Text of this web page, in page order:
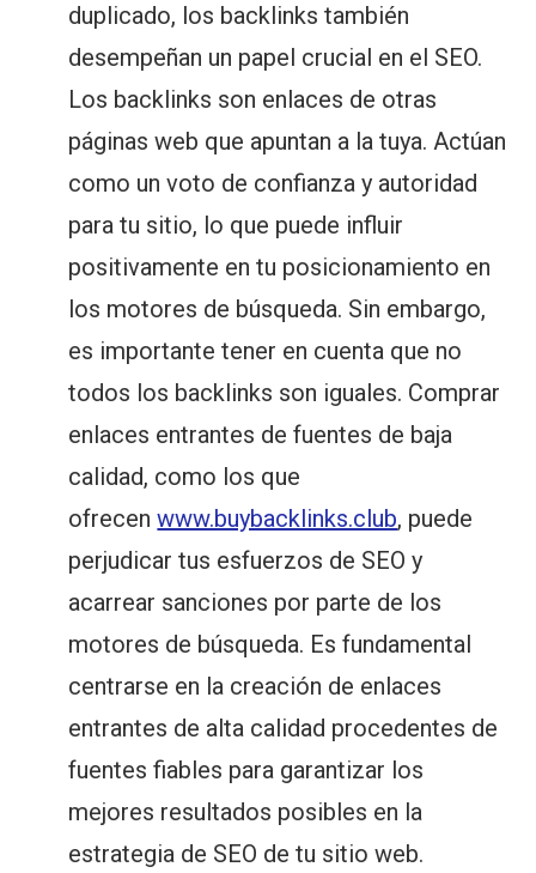
duplicado, los backlinks también
desempeñan un papel crucial en el SEO.
Los backlinks son enlaces de otras
páginas web que apuntan a la tuya. Actúan
como un voto de confianza y autoridad
para tu sitio, lo que puede influir
positivamente en tu posicionamiento en
los motores de búsqueda. Sin embargo,
es importante tener en cuenta que no
todos los backlinks son iguales. Comprar
enlaces entrantes de fuentes de baja
calidad, como los que
ofrecenwww.buybacklinks.club, puede
perjudicar tus esfuerzos de SEO y
acarrear sanciones por parte de los
motores de búsqueda. Es fundamental
centrarse en la creación de enlaces
entrantes de alta calidad procedentes de
fuentes fiables para garantizar los
mejores resultados posibles en la
estrategia de SEO de tu sitio web.